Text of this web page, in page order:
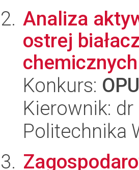
Analiza
ostrej
Konkurs:
Kierownik:
Politechnika